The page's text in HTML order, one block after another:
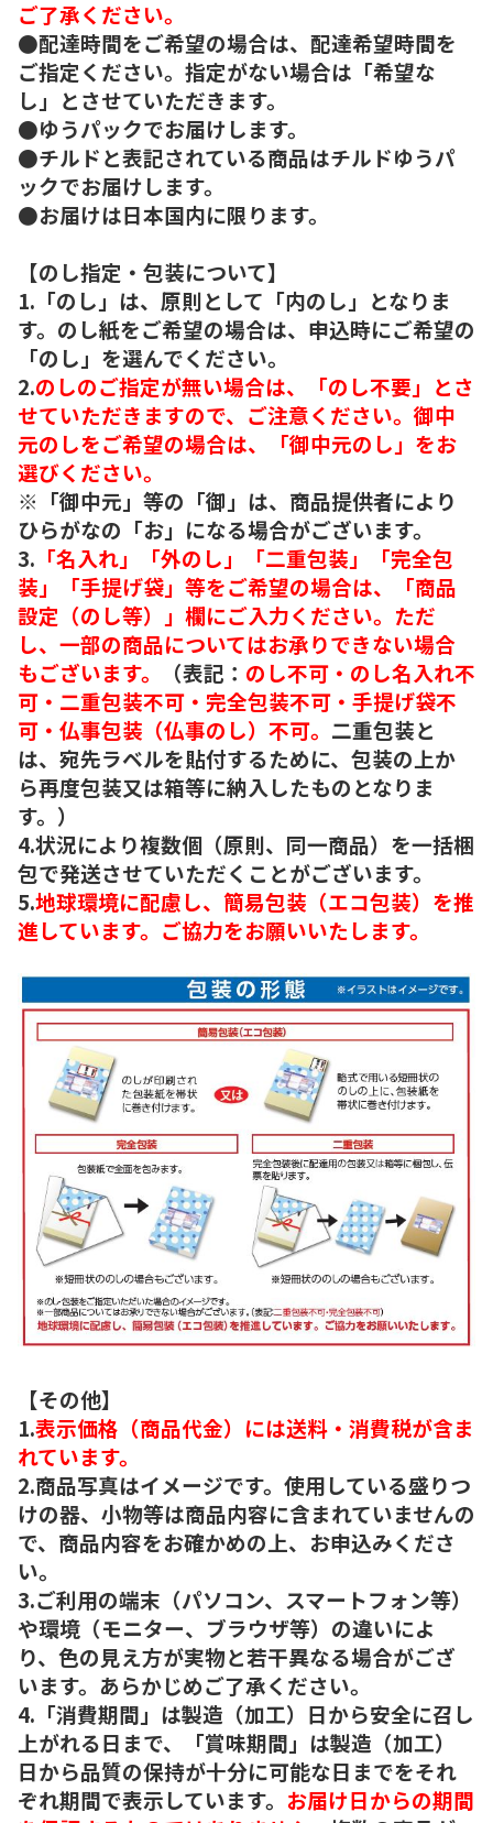
ご了承ください。
●配達時間をご希望の場合は、配達希望時間を
ご指定ください。指定がない場合は「希望な
し」とさせていただきます。
●ゆうパックでお届けします。
●チルドと表記されている商品はチルドゆうパ
ックでお届けします。
●お届けは日本国内に限ります。
【のし指定・包装について】
1.「のし」は、原則として「内のし」となりま
す。のし紙をご希望の場合は、申込時にご希望の
「のし」を選んでください。
2.のしのご指定が無い場合は、「のし不要」とさ
せていただきますので、ご注意ください。御中
元のしをご希望の場合は、「御中元のし」をお
選びください。
※「御中元」等の「御」は、商品提供者により
ひらがなの「お」になる場合がございます。
3. 「名入れ」「外のし」「二重包装」「完全包
装」「手提げ袋」等をご希望の場合は、「商品
設定（のし等）」欄にご入力ください。ただ
し、一部の商品についてはお承りできない場合
もございます。
（表記： のし不可・のし名入れ不
可・二重包装不可・完全包装不可・手提げ袋不
可・仏事包装（仏事のし）不可。 二重包装と
は、宛先ラベルを貼付するために、包装の上か
ら再度包装又は箱等に納入したものとなりま
す。）
4.状況により複数個（原則、同一商品）を一括梱
包で発送させていただくことがございます。
5.地球環境に配慮し、簡易包装（エコ包装）を推
進しています。ご協力をお願いいたします。
【その他】
1.表示価格（商品代金）には送料・消費税が含ま
れています。
2.商品写真はイメージです。使用している盛りつ
けの器、小物等は商品内容に含まれていませんの
で、商品内容をお確かめの上、お申込みくださ
い。
3.ご利用の端末（パソコン、スマートフォン等）
や環境（モニター、ブラウザ等）の違いによ
り、色の見え方が実物と若干異なる場合がござ
います。あらかじめご了承ください。
4.「消費期間」は製造（加工）日から安全に召し
上がれる日まで、「賞味期間」は製造（加工）
日から品質の保持が十分に可能な日までをそれ
ぞれ期間で表示しています。 お届け日からの期間